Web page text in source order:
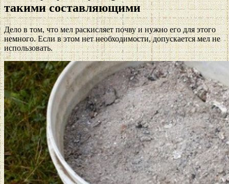
такими составляющими
Дело в том, что мел раскисляет почву и нужно его для этого
немного. Если в этом нет необходимости, допускается мел не
использовать.